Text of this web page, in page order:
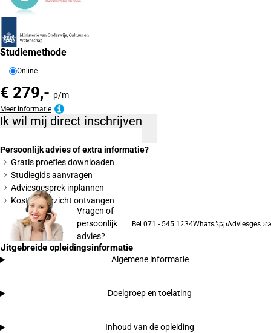
Studiemethode
Online
€ 279,- p/m
Meer informatie
Ik wil mij direct inschrijven
Persoonlijk advies of extra informatie?
Gratis proefles downloaden
Studiegids aanvragen
Adviesgesprek inplannen
Kostenoverzicht ontvangen
Vragen of
persoonlijk
advies?
Bel 071 - 545 1234WhatsApp
Uitgebreide opleidingsinformatie
Algemene informatie
Doelgroep en toelating
Inhoud van de opleiding